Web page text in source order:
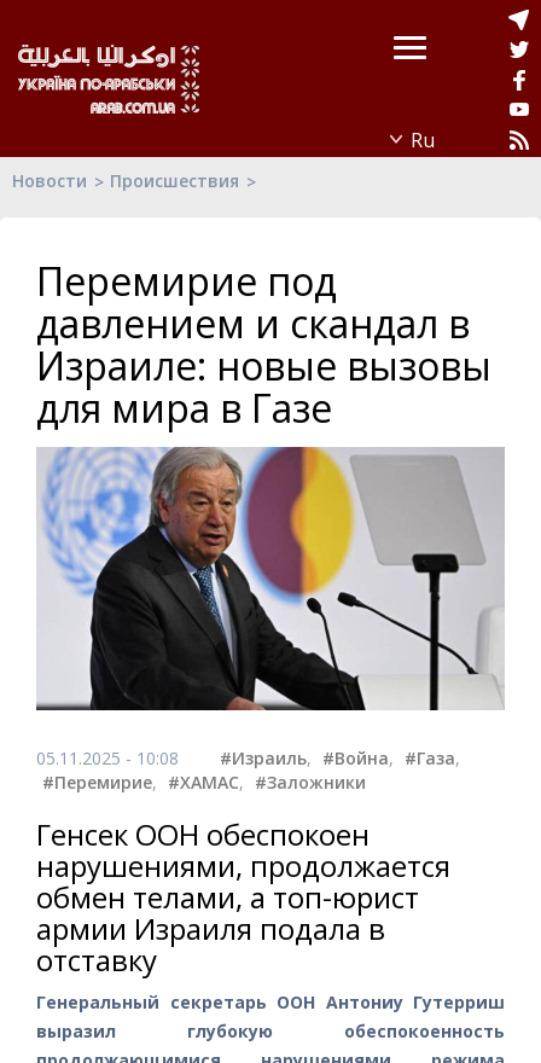
Новости Происшествия
Перемирие под
давлением и скандал в
Израиле: новые вызовы
для мира в Газе
05.11.2025 - 10:08 #Израиль, #Война, #Газа,
#Перемирие, #ХАМАС, #Заложники
Генсек ООН обеспокоен
нарушениями, продолжается
обмен телами, а топ-юрист
армии Израиля подала в
отставку
Генеральный секретарь ООН Антониу Гутерриш
выразил глубокую обеспокоенность